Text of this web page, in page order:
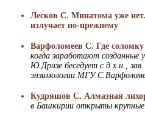
Лесков С. Минатома уже
излучает по-прежнему
Варфоломеев С. Где соломку
когда заработают созданные
Ю.Дризе беседует с д.х.н.,
энзимологии МГУ
Кудряшов С. Алмазная
в Башкирии открыты крупные